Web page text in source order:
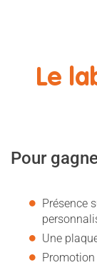
Le
Pour
Présence
Une
Promotion